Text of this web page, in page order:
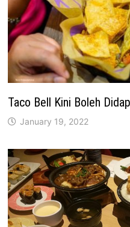
Taco Bell Kini Boleh
January 19, 2022